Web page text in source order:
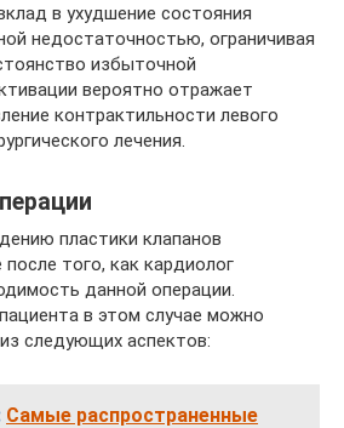
в ухудшение состояния
недостаточностью, ограничивая
избыточной
вероятно отражает
контрактильности левого
лечения.
пластики клапанов
того, как кардиолог
данной операции.
в этом случае можно
следующих аспектов:
Самые распространенные